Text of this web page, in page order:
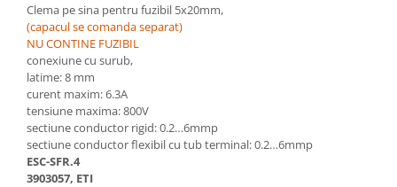
Senzori presiune
Senzori temperatura
Întrerupt. autom. compacte
max.1600A
Intreruptoare automate compacte
Accesorii intreruptoare compacte
Protectii cu fuzibili
Clema pe sina pentru fuzibil 5x20mm,
(capacul se comanda separat)
NU CONTINE FUZIBIL
conexiune cu surub,
latime: 8 mm
curent maxim: 6.3A
tensiune maxima: 800V
sectiune conductor rigid: 0.2…6mmp
sectiune conductor flexibil cu tub terminal: 0.2…6mmp
ESC-SFR.4
3903057, ETI